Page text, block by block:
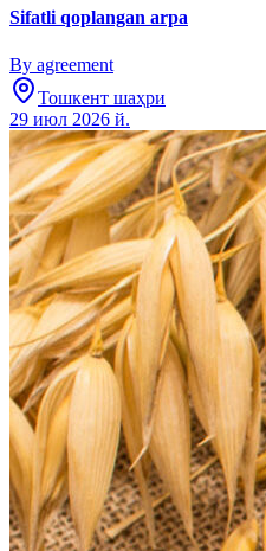
Sifatli qoplangan arpa
By agreement
Тошкент шаҳри
29 июл 2026 й.